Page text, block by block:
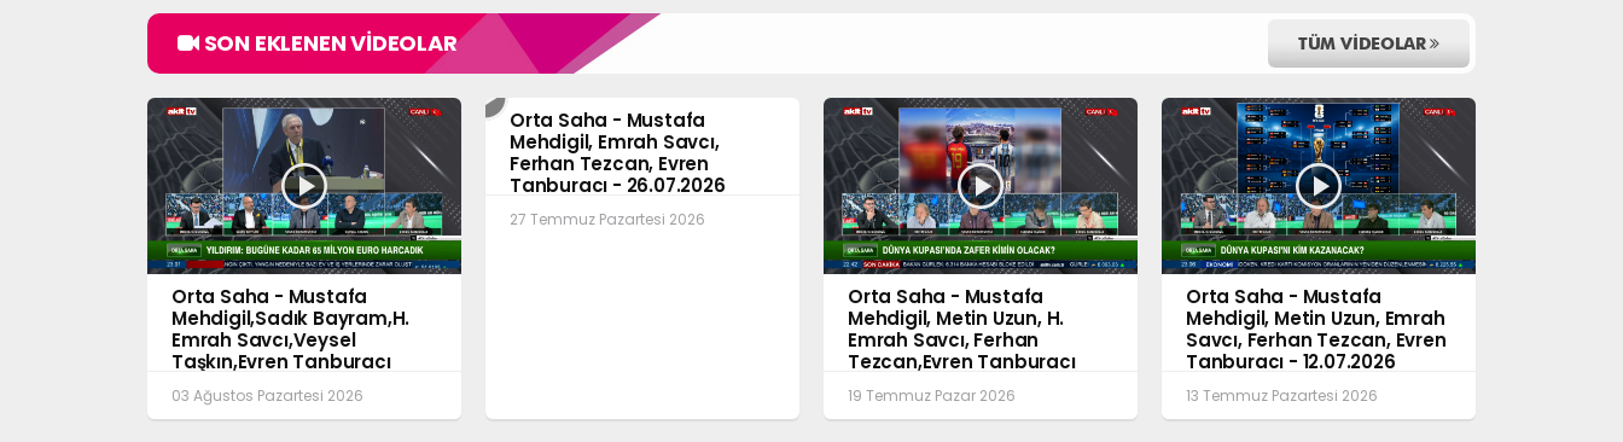
SON EKLENEN VİDEOLAR TÜM VİDEOLAR
Orta Saha - Mustafa
Mehdigil,Sadık Bayram,H.
Emrah Savcı,Veysel
Taşkın,Evren Tanburacı
03.08.2026
Orta Saha
03 Ağustos Pazartesi 2026
Orta Saha - Mustafa
Mehdigil, Emrah Savcı,
Ferhan Tezcan, Evren
Tanburacı - 26.07.2026
Orta Saha
27 Temmuz Pazartesi 2026
Orta Saha - Mustafa
Mehdigil, Metin Uzun, H.
Emrah Savcı, Ferhan
Tezcan,Evren Tanburacı
19.07.2026
Orta Saha
19 Temmuz Pazar 2026
Orta Saha - Mustafa
Mehdigil, Metin Uzun, Emrah
Savcı, Ferhan Tezcan, Evren
Tanburacı - 12.07.2026
Orta Saha
13 Temmuz Pazartesi 2026